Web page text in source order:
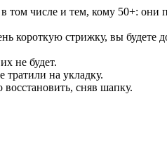
том числе и тем, кому 50+:
стрижку, вы будете
не будет.
на укладку.
сняв шапку.